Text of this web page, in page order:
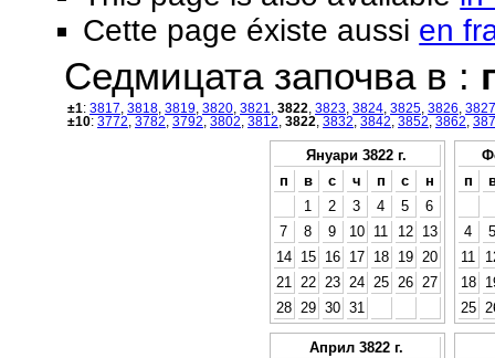
Cette page éxiste aussi en
Седмицата започва в :
±1: 3817 3818 3819 3820 3821 3822 3823 3824 3825 3826 3827
±10: 3772 3782 3792 3802 3812 3822 3832 3842 3852 3862
Януари 3822 г.
п
в с ч п с
н
1
2 3 4 5
6
7
8 9 10 11 12
13
14
15 16 17 18 19
20
21
22 23 24 25 26
27
28
29 30 31
п
4
5
11
18
25
Април 3822 г.